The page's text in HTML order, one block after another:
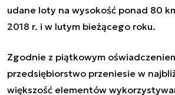
udane loty na wysokość ponad 80
2018 r. i w lutym bieżącego roku.
Zgodnie z piątkowym
przedsiębiorstwo przeniesie w
większość elementów